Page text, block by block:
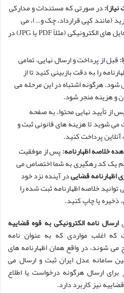
در صورتی که مستندات و مدارکی
(مانند کپی قرارداد، چک و…)، می
توانید آن ها را به صورت فایل های الکترونیکی (مثلاً PDF یا JPG) در
قبل از پرداخت و ارسال نهایی، تمامی
را به دقت بازبینی کنید تا از
هرگونه اشتباه در این مرحله می
و هزینه منجر شود.
از تأیید نهایی محتوا، به صفحه
می شوید تا هزینه های قانونی ثبت و
آنلاین پرداخت کنید.
خلاصه اظهارنامه:پس از موفقیت
یک کد رهگیری به شما اختصاص می
اظهارنامه قضاییدر آینده نزد خود
خلاصه اظهارنامه ثبت شده را
یا چاپ کنید.
ارسال نامه الکترونیکی به قوه قضاییه
که اغلب مواردی که به عنوان نامه
می شوند، در واقع همان اظهارنامه های
سامانه عدل ایران ثبت و ارسال می
برای ارسال هرگونه درخواست یا اطلاع
نیز کاربرد دارد.